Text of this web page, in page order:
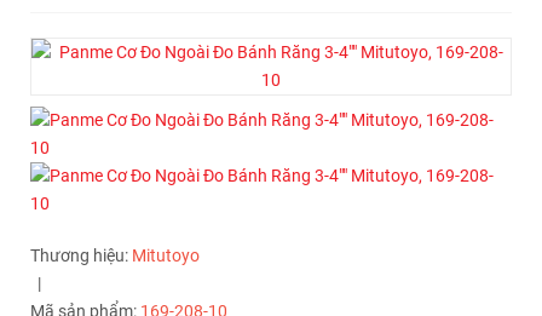
Thương hiệu: Mitutoyo
|
Mã sản phẩm: 169-208-10